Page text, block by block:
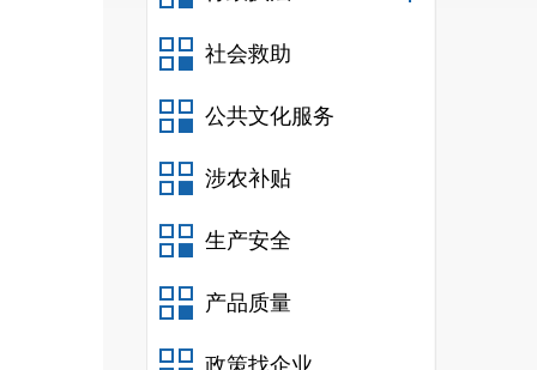
社会救助
公共文化服务
涉农补贴
生产安全
产品质量
政策找企业